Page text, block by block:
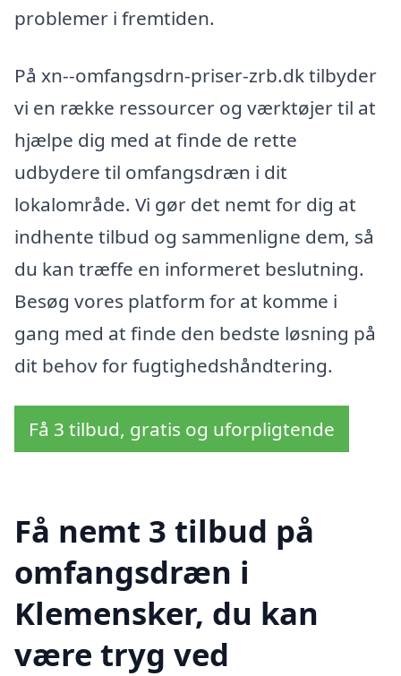
problemer i fremtiden.
På xn--omfangsdrn-priser-zrb.dk tilbyder
vi en række ressourcer og værktøjer til at
hjælpe dig med at finde de rette
udbydere til omfangsdræn i dit
lokalområde. Vi gør det nemt for dig at
indhente tilbud og sammenligne dem, så
du kan træffe en informeret beslutning.
Besøg vores platform for at komme i
gang med at finde den bedste løsning på
dit behov for fugtighedshåndtering.
Få 3 tilbud, gratis og uforpligtende
Få nemt 3 tilbud på
omfangsdræn i
Klemensker, du kan
være tryg ved